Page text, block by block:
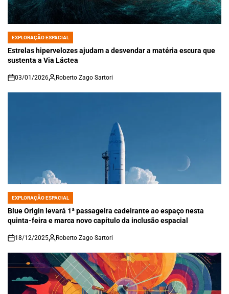
POSTED
IN
EXPLORAÇÃO ESPACIAL
Estrelas hipervelozes ajudam a desvendar a matéria escura que
sustenta a Via Láctea
on
03/01/2026 Roberto Zago Sartori
POSTED
IN
EXPLORAÇÃO ESPACIAL
Blue Origin levará 1ª passageira cadeirante ao espaço nesta
quinta-feira e marca novo capítulo da inclusão espacial
on
18/12/2025 Roberto Zago Sartori